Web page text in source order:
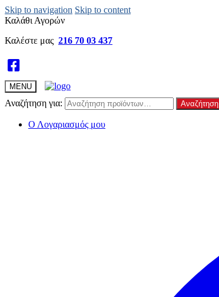
Skip to navigation Skip to content
Καλάθι Αγορών
Καλέστε μας 216 70 03 437
MENU
Αναζήτηση για: Αναζήτηση
Ο Λογαριασμός μου